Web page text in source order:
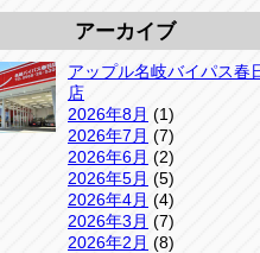
アーカイブ
アップル名岐バイパス春
店
2026年8月 (1)
2026年7月 (7)
2026年6月 (2)
2026年5月 (5)
2026年4月 (4)
2026年3月 (7)
2026年2月 (8)